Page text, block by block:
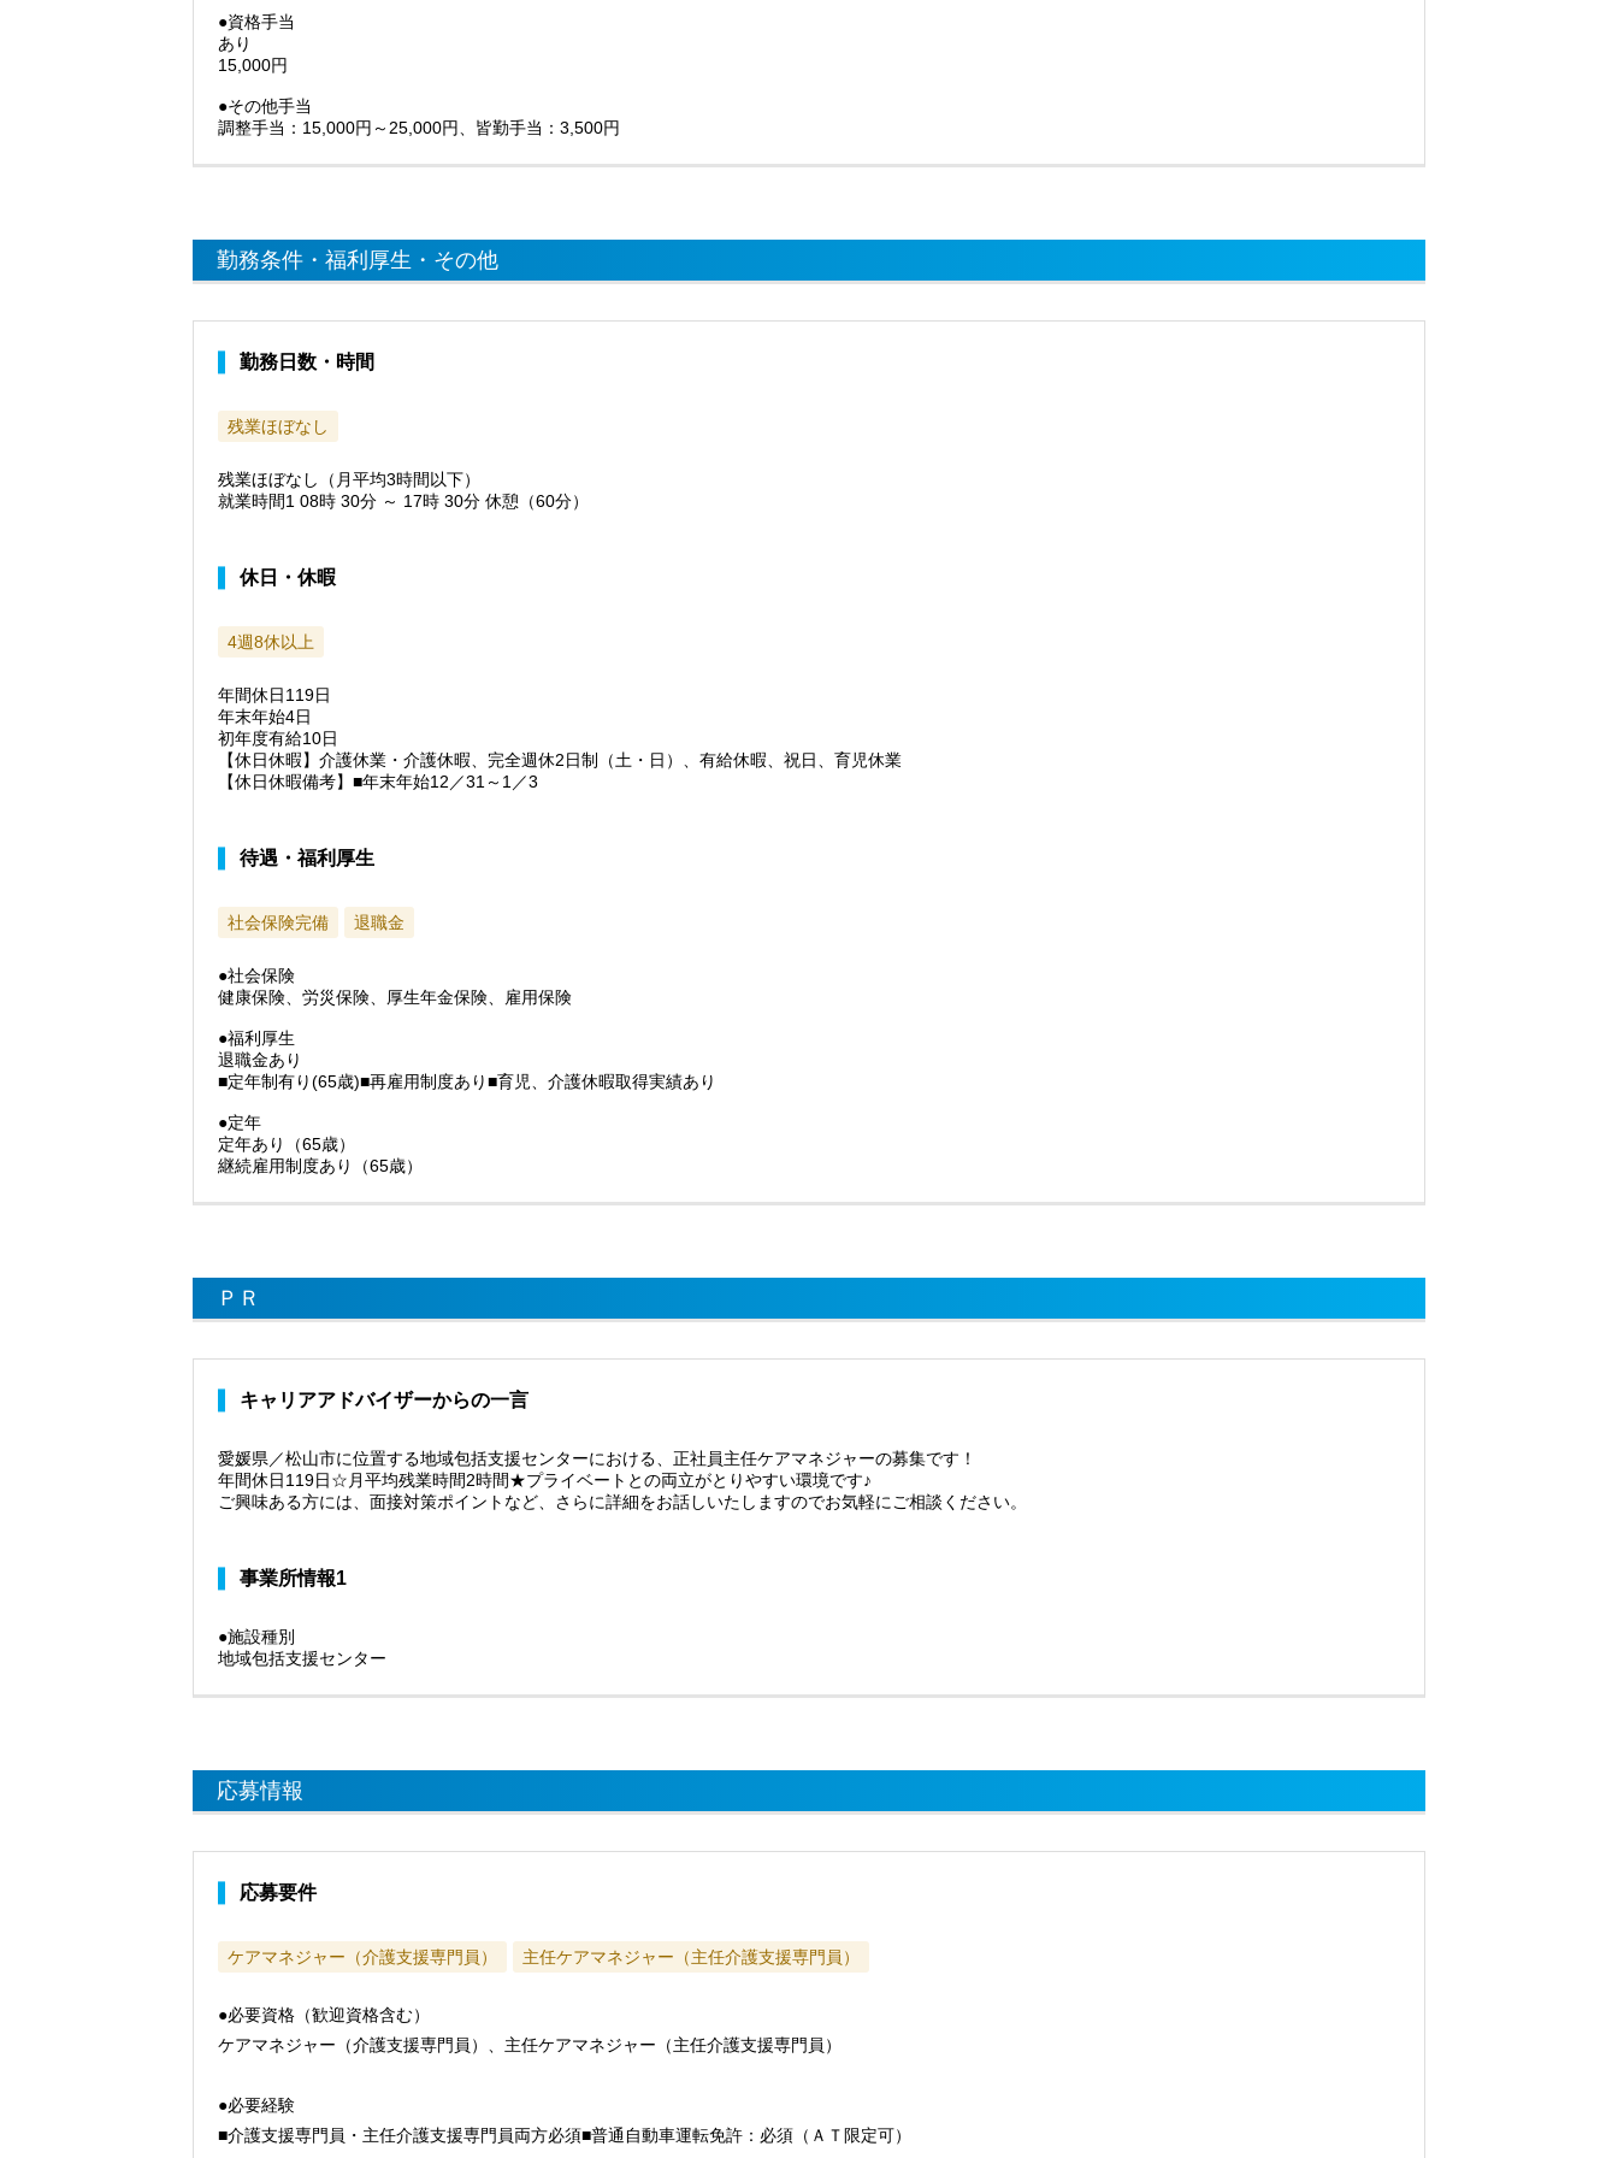
●資格手当
あり
15,000円
●その他手当
調整手当：15,000円～25,000円、皆勤手当：3,500円
勤務条件・福利厚生・その他
勤務日数・時間
残業ほぼなし
残業ほぼなし（月平均3時間以下）
就業時間1 08時 30分 ～ 17時 30分 休憩（60分）
休日・休暇
4週8休以上
年間休日119日
年末年始4日
初年度有給10日
【休日休暇】介護休業・介護休暇、完全週休2日制（土・日）、有給休暇、祝日、育児休業
【休日休暇備考】■年末年始12／31～1／3
待遇・福利厚生
社会保険完備 退職金
●社会保険
健康保険、労災保険、厚生年金保険、雇用保険
●福利厚生
退職金あり
■定年制有り(65歳)■再雇用制度あり■育児、介護休暇取得実績あり
●定年
定年あり（65歳）
継続雇用制度あり（65歳）
ＰＲ
キャリアアドバイザーからの一言
愛媛県／松山市に位置する地域包括支援センターにおける、正社員主任ケアマネジャーの募集です！
年間休日119日☆月平均残業時間2時間★プライベートとの両立がとりやすい環境です♪
ご興味ある方には、面接対策ポイントなど、さらに詳細をお話しいたしますのでお気軽にご相談ください。
事業所情報1
●施設種別
地域包括支援センター
応募情報
応募要件
ケアマネジャー（介護支援専門員） 主任ケアマネジャー（主任介護支援専門員）
●必要資格（歓迎資格含む）
ケアマネジャー（介護支援専門員）、主任ケアマネジャー（主任介護支援専門員）
●必要経験
■介護支援専門員・主任介護支援専門員両方必須■普通自動車運転免許：必須（ＡＴ限定可）